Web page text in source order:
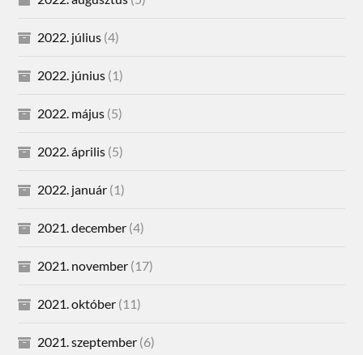
2022. július (4)
2022. június (1)
2022. május (5)
2022. április (5)
2022. január (1)
2021. december (4)
2021. november (17)
2021. október (11)
2021. szeptember (6)